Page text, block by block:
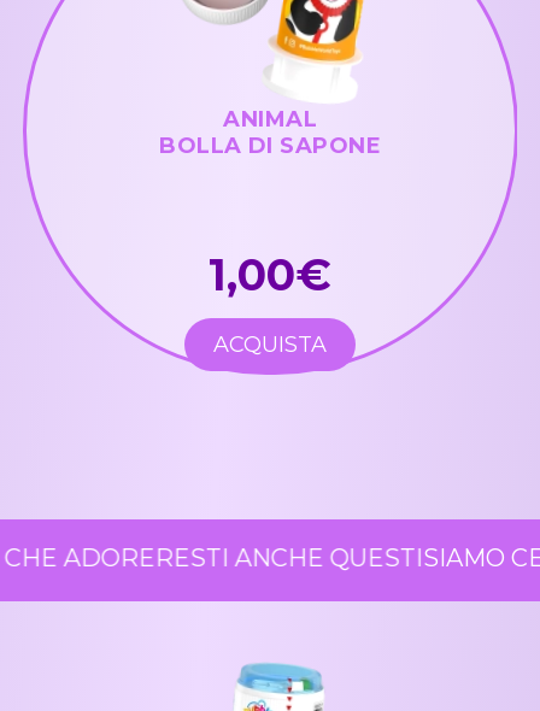
ANIMAL
BOLLA DI SAPONE
1,00€
ACQUISTA
ADORERESTI ANCHE QUESTISIAMO